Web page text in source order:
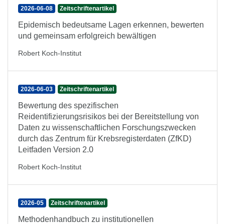
2026-06-08 Zeitschriftenartikel
Epidemisch bedeutsame Lagen erkennen, bewerten
und gemeinsam erfolgreich bewältigen
Robert Koch-Institut
2026-06-03 Zeitschriftenartikel
Bewertung des spezifischen
Reidentifizierungsrisikos bei der Bereitstellung von
Daten zu wissenschaftlichen Forschungszwecken
durch das Zentrum für Krebsregisterdaten (ZfKD)
Leitfaden Version 2.0
Robert Koch-Institut
2026-05 Zeitschriftenartikel
Methodenhandbuch zu institutionellen